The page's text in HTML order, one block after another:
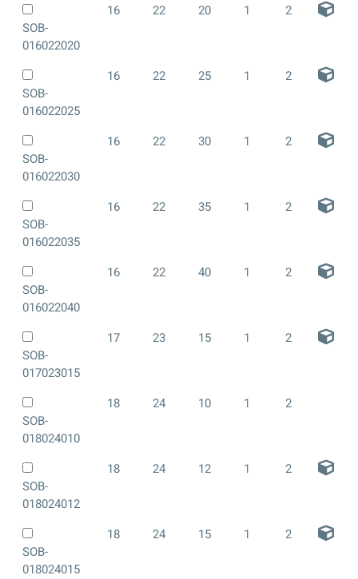
SOB-
016022020
16 22 20 1 2
SOB-
016022025
16 22 25 1 2
SOB-
016022030
16 22 30 1 2
SOB-
016022035
16 22 35 1 2
SOB-
016022040
16 22 40 1 2
SOB-
017023015
17 23 15 1 2
SOB-
018024010
18 24 10 1 2
SOB-
018024012
18 24 12 1 2
SOB-
018024015
18 24 15 1 2